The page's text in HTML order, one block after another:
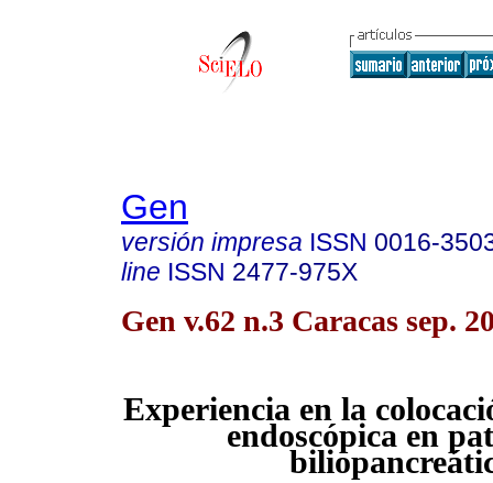
Gen
versión impresa ISSN 0016-
line ISSN 2477-975X
Gen v.62 n.3 Caracas sep.
Experiencia en la
endoscópica en